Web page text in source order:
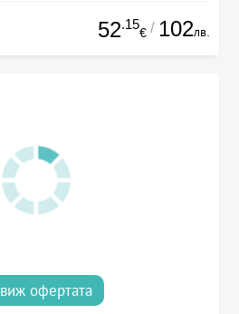
52.15
€ / 102лв.
виж офертата